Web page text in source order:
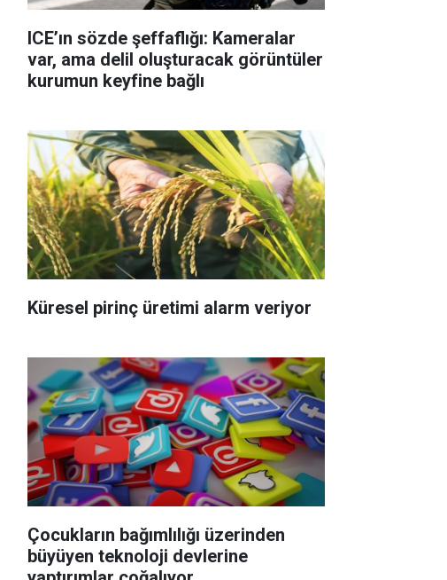
ICE’ın sözde şeffaflığı: Kameralar
var, ama delil oluşturacak görüntüler
kurumun keyfine bağlı
Küresel pirinç üretimi alarm veriyor
Çocukların bağımlılığı üzerinden
büyüyen teknoloji devlerine